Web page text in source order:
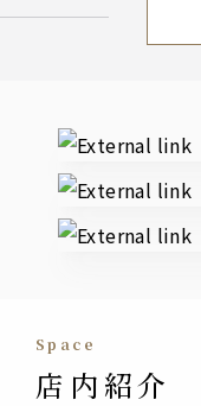
External links
space
店内紹介